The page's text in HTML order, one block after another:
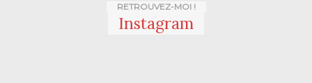
RETROUVEZ-MOI !
Instagram